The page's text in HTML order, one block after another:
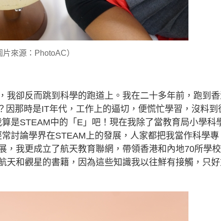
片來源：PhotoAC）
我卻反而跳到科學的跑道上。我在二十多年前，跑到
那時是IT年代，工作上的逼切，便慌忙學習，沒料到
是STEAM中的「E」吧！現在我除了當教育局小學科
討論學界在STEAM上的發展，人家都把我當作科學專
，我更成立了航天教育聯網，帶領香港和內地70所學
天和觀星的書籍，因為這些知識我以往鮮有接觸，只